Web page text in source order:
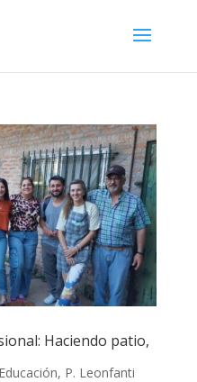
Haciendo patio,
Educación, P. Leonfanti